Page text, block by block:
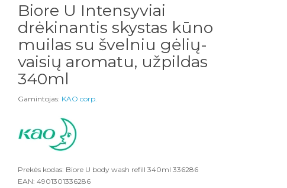
Biore U Intensyviai
drėkinantis skystas kūno
muilas su švelniu gėlių-
vaisių aromatu, užpildas
340ml
Gamintojas: KAO corp.
Prekės kodas: Biore U body wash refill 340ml 336286
EAN: 4901301336286